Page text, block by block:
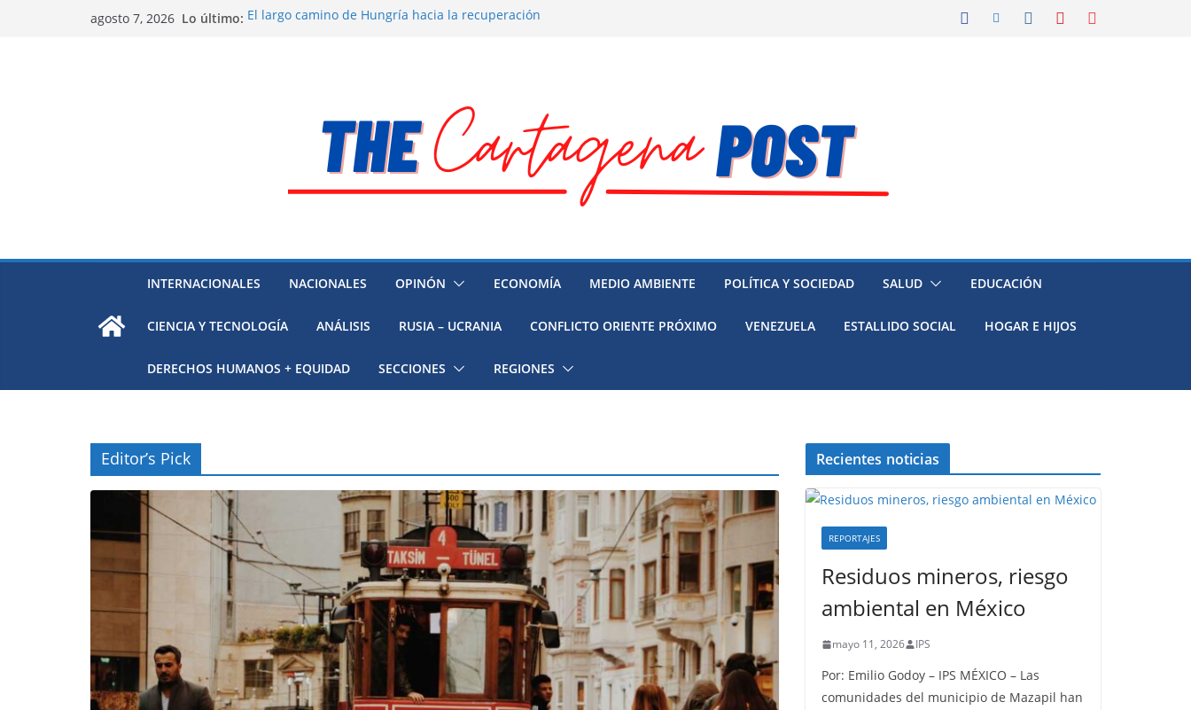
agosto 7, 2026 Lo último: El largo camino de Hungría hacia la recuperación
El océano Pacífico bajo presión y su región finalmente
respaldada con pruebas
INTERNACIONALES NACIONALES OPINÓN ECONOMÍA MEDIO AMBIENTE POLÍTICA Y SOCIEDAD SALUD EDUCACIÓN
CIENCIA Y TECNOLOGÍA ANÁLISIS RUSIA – UCRANIA CONFLICTO ORIENTE PRÓXIMO VENEZUELA ESTALLIDO SOCIAL HOGAR E HIJOS
DERECHOS HUMANOS + EQUIDAD SECCIONES REGIONES
Editor’s Pick Recientes noticias
REPORTAJES
Residuos mineros, riesgo
ambiental en México
mayo 11, 2026 IPS
Por: Emilio Godoy – IPS MÉXICO – Las
comunidades del municipio de Mazapil han